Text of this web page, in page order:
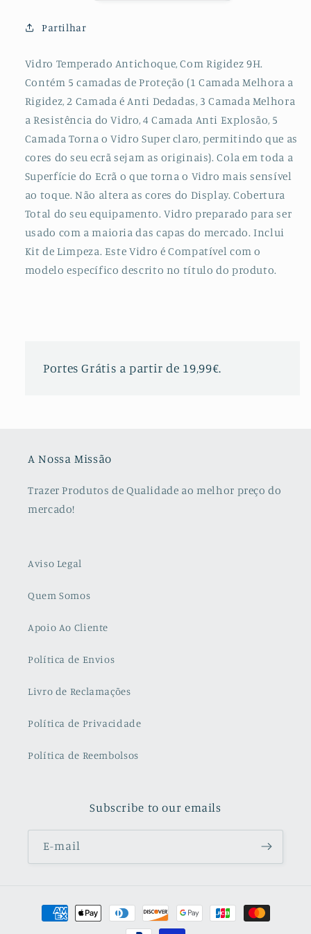
Huawei
Lite
E
E
Partilhar
Vidro Temperado Antichoque, Com Rigidez 9H.
Contém 5 camadas de Proteção (1 Camada Melhora a
Rigidez, 2 Camada é Anti Dedadas, 3 Camada Melhora
a Resistência do Vidro, 4 Camada Anti Explosão, 5
Camada Torna o Vidro Super claro, permitindo que as
cores do seu ecrã sejam as originais). Cola em toda a
Superfície do Ecrã o que torna o Vidro mais sensível
ao toque. Não altera as cores do Display. Cobertura
Total do seu equipamento. Vidro preparado para ser
usado com a maioria das capas do mercado. Inclui
Kit de Limpeza. Este Vidro é Compatível com o
modelo específico descrito no título do produto.
Portes Grátis a partir de 19,99€.
A Nossa Missão
Trazer Produtos de Qualidade ao melhor preço do
mercado!
Aviso Legal
Quem Somos
Apoio Ao Cliente
Política de Envios
Livro de Reclamações
Política de Privacidade
Política de Reembolsos
Subscribe to our emails
E-mail
Métodos